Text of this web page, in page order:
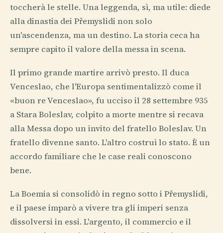
toccherà le stelle. Una leggenda, sì, ma utile: diede
alla dinastia dei Přemyslidi non solo
un'ascendenza, ma un destino. La storia ceca ha
sempre capito il valore della messa in scena.
Il primo grande martire arrivò presto. Il duca
Venceslao, che l'Europa sentimentalizzò come il
«buon re Venceslao», fu ucciso il 28 settembre 935
a Stara Boleslav, colpito a morte mentre si recava
alla Messa dopo un invito del fratello Boleslav. Un
fratello divenne santo. L'altro costruì lo stato. È un
accordo familiare che le case reali conoscono
bene.
La Boemia si consolidò in regno sotto i Přemyslidi,
e il paese imparò a vivere tra gli imperi senza
dissolversi in essi. L'argento, il commercio e il